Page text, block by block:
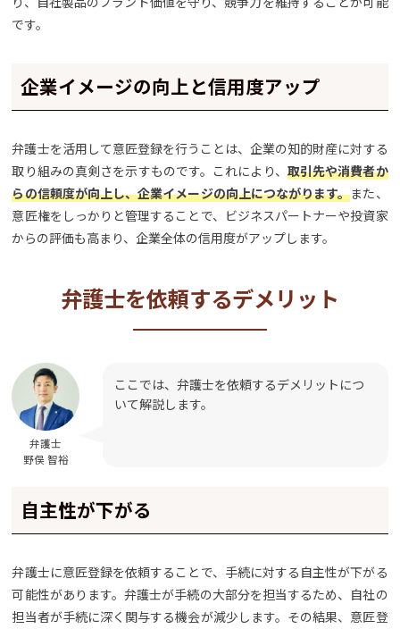
です。
企業イメージの向上と信用度アップ
弁護士を活用して意匠登録を行うことは、企業の知的財産に対する
取り組みの真剣さを示すものです。これにより、 取引先や消費者か
らの信頼度が向上し、企業イメージの向上につながります。また、
意匠権をしっかりと管理することで、ビジネスパートナーや投資家
からの評価も高まり、企業全体の信用度がアップします。
弁護士を依頼するデメリット
弁護士
野俣 智裕
ここでは、弁護士を依頼するデメリットにつ
いて解説します。
自主性が下がる
弁護士に意匠登録を依頼することで、手続に対する自主性が下がる
可能性があります。弁護士が手続の大部分を担当するため、自社の
担当者が手続に深く関与する機会が減少します。その結果、意匠登